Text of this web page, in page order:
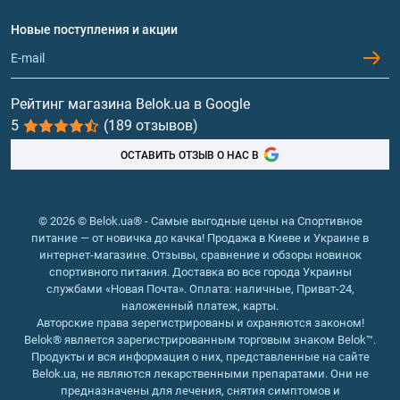
Предприятия, где осуществляется производство продукции под
брендом Earths Creation, а также контрактное производство,
прошли государственную сертификацию на соответствие GMP
качества для производителей лекарств и пищевых добавок.
Составляющие успеха продуктов Earths Creation:
глубокие научные исследования для разработки идеальной
поставщиков;
система контроля качества на производстве, строгий
контроль на всех этапах;
высокий уровень обслуживания клиентов.
Компания гарантирует 100% качество своей продукции и
удовлетворение всех обоснованных претензий в случае их
возникновения. Здесь внедрена сложная система
отслеживания, которая позволяет восстановить историю
каждой упаковки в деталях – происхождение сырья, место и
точное время изготовления, место хранения, логистические
Обмен и возврат
Протеин
Гейнеры
Витамины и минералы
Рыбий жир, жирные кислоты
Новые поступления и акции
Рейтинг магазина Belok.ua в Google
5
(189 отзывов)
ОСТАВИТЬ ОТЗЫВ О НАС В
© 2026 © Belok.ua® - Самые выгодные цены на Спортивное
питание — от новичка до качка! Продажа в Киеве и Украине в
интернет-магазине. Отзывы, сравнение и обзоры новинок
спортивного питания. Доставка во все города Украины
службами «Новая Почта». Оплата: наличные, Приват-24,
наложенный платеж, карты.
Авторские права зерегистрированы и охраняются законом!
Belok® является зарегистрированным торговым знаком Belok™.
Продукты и вся информация о них, представленные на сайте
Belok.ua, не являются лекарственными препаратами. Они не
предназначены для лечения, снятия симптомов и